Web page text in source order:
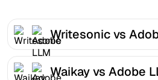
Writesonic vs
Waikay vs Adobe